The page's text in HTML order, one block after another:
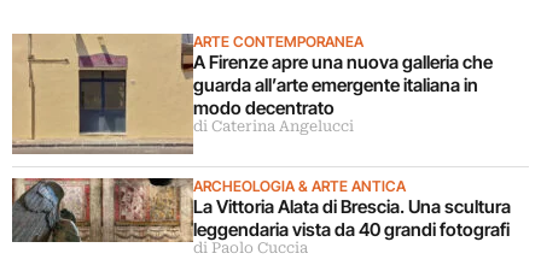
ARTE CONTEMPORANEA
A Firenze apre una nuova galleria che
guarda all’arte emergente italiana in
modo decentrato
di Caterina Angelucci
ARCHEOLOGIA & ARTE ANTICA
La Vittoria Alata di Brescia. Una scultura
leggendaria vista da 40 grandi fotografi
di Paolo Cuccia